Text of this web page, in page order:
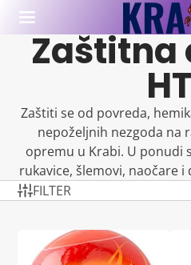
Zaštitna
Zaštiti se od povreda,
nepoželjnih nezgoda na
opremu u Krabi. U ponudi
rukavice, šlemovi, naočare
FILTER